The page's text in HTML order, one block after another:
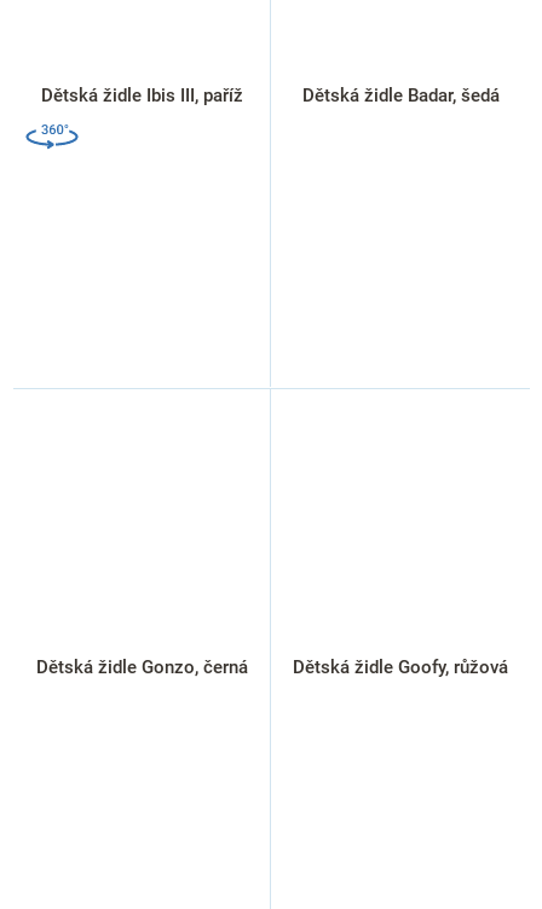
Dětská židle Ibis III, paříž Dětská židle Badar, šedá
Dětská židle Gonzo, černá Dětská židle Goofy, růžová